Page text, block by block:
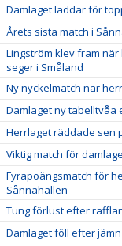
Damlaget laddar för
Årets sista match i
Lingström klev fram
seger i Småland
Ny nyckelmatch när
Damlaget ny tabelltvåa
Herrlaget räddade sen
Viktig match för
Fyrapoängsmatch för
Sånnahallen
Tung förlust efter
Damlaget föll efter